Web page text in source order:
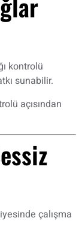
kontrolü
sunabilir.
açısından
çalışma